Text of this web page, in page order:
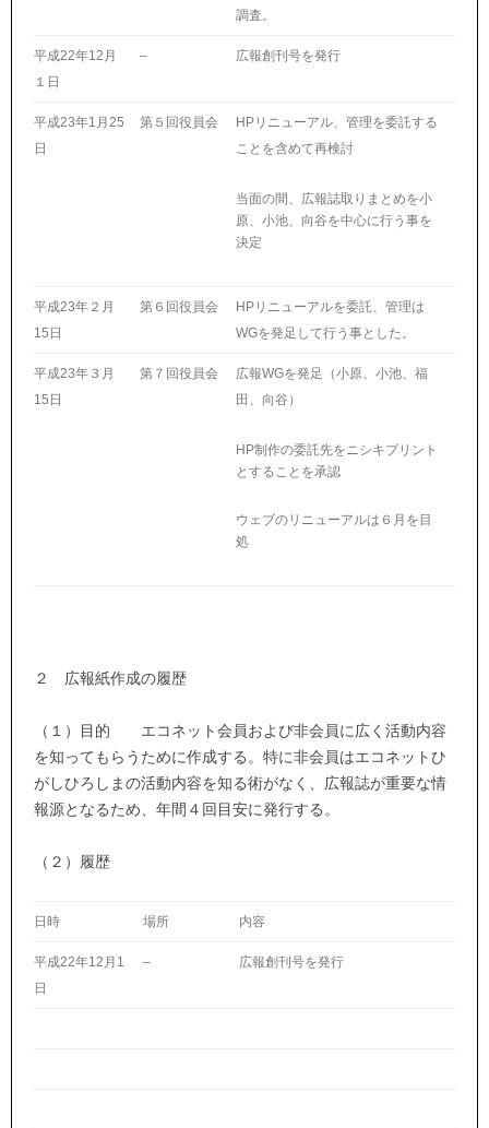
調査。
平成22年12月
１日
– 広報創刊号を発行
平成23年1月25
日
第５回役員会
HPリニューアル、管理を委託する
ことを含めて再検討
当面の間、広報誌取りまとめを小
原、小池、向谷を中心に行う事を
決定
平成23年２月
15日
第６回役員会
HPリニューアルを委託、管理は
WGを発足して行う事とした。
平成23年３月
15日
第７回役員会
広報WGを発足（小原、小池、福
田、向谷）
HP制作の委託先をニシキプリント
とすることを承認
ウェブのリニューアルは６月を目
処
２ 広報紙作成の履歴
（１）目的 エコネット会員および非会員に広く活動内容
を知ってもらうために作成する。特に非会員はエコネットひ
がしひろしまの活動内容を知る術がなく、広報誌が重要な情
報源となるため、年間４回目安に発行する。
（２）履歴
日時 場所 内容
平成22年12月1
日
– 広報創刊号を発行